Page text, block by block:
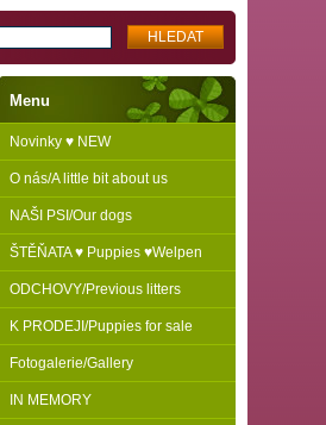
Menu
Novinky ♥ NEW
O nás/A little bit about us
NAŠI PSI/Our dogs
ŠTĚŇATA ♥ Puppies ♥Welpen
ODCHOVY/Previous litters
K PRODEJI/Puppies for sale
Fotogalerie/Gallery
IN MEMORY